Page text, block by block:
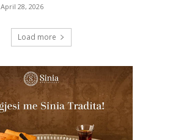
April 28, 2026
Load more